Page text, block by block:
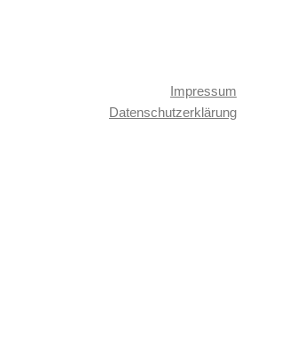
Impressum
Datenschutzerklärung